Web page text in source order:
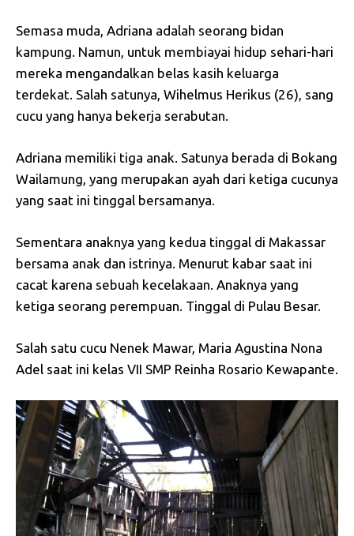
Semasa muda, Adriana adalah seorang bidan
kampung. Namun, untuk membiayai hidup sehari-hari
mereka mengandalkan belas kasih keluarga
terdekat. Salah satunya, Wihelmus Herikus (26), sang
cucu yang hanya bekerja serabutan.
Adriana memiliki tiga anak. Satunya berada di Bokang
Wailamung, yang merupakan ayah dari ketiga cucunya
yang saat ini tinggal bersamanya.
Sementara anaknya yang kedua tinggal di Makassar
bersama anak dan istrinya. Menurut kabar saat ini
cacat karena sebuah kecelakaan. Anaknya yang
ketiga seorang perempuan. Tinggal di Pulau Besar.
Salah satu cucu Nenek Mawar, Maria Agustina Nona
Adel saat ini kelas VII SMP Reinha Rosario Kewapante.